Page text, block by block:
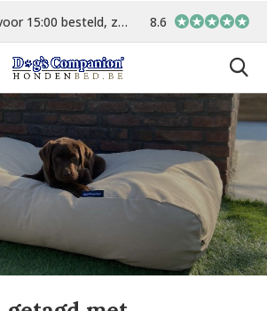
besteld, zelfde dag verstuurd Gratis verzending
8.6